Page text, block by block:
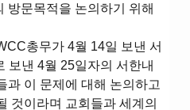
방문목적을 논의하기 위해
총무가 4월 14일 보낸 서
보낸 4월 25일자의 서한내
과 이 문제에 대해 논의하고
것이라며 교회들과 세계의